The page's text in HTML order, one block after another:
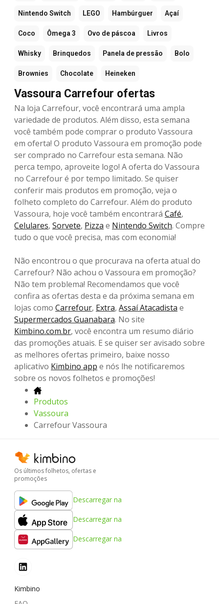
Nintendo Switch LEGO Hambúrguer Açaí
Coco Ômega 3 Ovo de páscoa Livros
Whisky Brinquedos Panela de pressão Bolo
Brownies Chocolate Heineken
Vassoura Carrefour ofertas
Na loja Carrefour, você encontrará uma ampla
variedade de produtos. Além disso, esta semana
você também pode comprar o produto Vassoura
em oferta! O produto Vassoura em promoção pode
ser comprado no Carrefour esta semana. Não
perca tempo, aproveite logo! A oferta do Vassoura
no Carrefour é por tempo limitado. Se quiser
conferir mais produtos em promoção, veja o
folheto completo do Carrefour. Além do produto
Vassoura, hoje você também encontrará Café,
Celulares, Sorvete, Pizza e Nintendo Switch. Compre
tudo o que você precisa, mas com economia!
Não encontrou o que procurava na oferta atual do
Carrefour? Não achou o Vassoura em promoção?
Não tem problema! Recomendamos que você
confira as ofertas desta e da próxima semana em
lojas como Carrefour, Extra, Assaí Atacadista e
Supermercados Guanabara. No site
Kimbino.com.br, você encontra um resumo diário
das promoções atuais. E se quiser ser avisado sobre
as melhores ofertas primeiro, baixe nosso
aplicativo Kimbino app e nós lhe notificaremos
sobre os novos folhetos e promoções!
Produtos
Vassoura
Carrefour Vassoura
Os últimos folhetos, ofertas e
promoções
Descarregar na
Descarregar na
Descarregar na
Kimbino